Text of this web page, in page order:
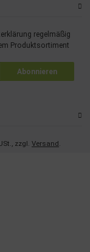
regelmäßig
Produktsortiment
Abonnieren
zzgl. Versand.